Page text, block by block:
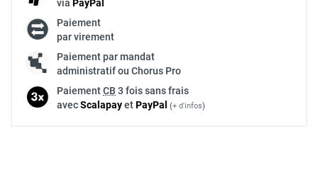
via PayPal
Paiement
par virement
Paiement par mandat
administratif ou Chorus Pro
PaiementCB 3 fois sans frais
avecScalapayetPayPal (+ d'infos)